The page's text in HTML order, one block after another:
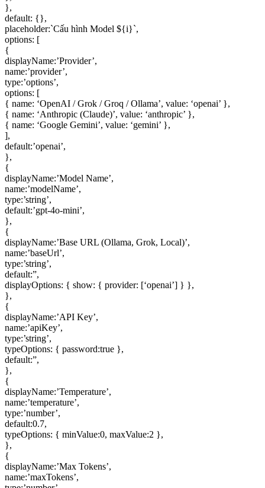
},
default: {},
placeholder:`Cấu hình Model ${i}`,
options: [
{
displayName:’Provider’,
name:’provider’,
type:’options’,
options: [
{ name: ‘OpenAI / Grok / Groq / Ollama’, value: ‘openai’ },
{ name: ‘Anthropic (Claude)’, value: ‘anthropic’ },
{ name: ‘Google Gemini’, value: ‘gemini’ },
],
default:’openai’,
},
{
displayName:’Model Name’,
name:’modelName’,
type:’string’,
default:’gpt-4o-mini’,
},
{
displayName:’Base URL (Ollama, Grok, Local)’,
name:’baseUrl’,
type:’string’,
default:”,
displayOptions: { show: { provider: [‘openai’] } },
},
{
displayName:’API Key’,
name:’apiKey’,
type:’string’,
typeOptions: { password:true },
default:”,
},
{
displayName:’Temperature’,
name:’temperature’,
type:’number’,
default:0.7,
typeOptions: { minValue:0, maxValue:2 },
},
{
displayName:’Max Tokens’,
name:’maxTokens’,